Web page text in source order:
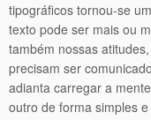
tipográficos tornou-se
texto pode ser mais ou
também nossas
precisam ser
adianta carregar a
outro de forma simples e